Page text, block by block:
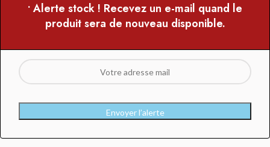
• Alerte stock ! Recevez un e-mail quand le
produit sera de nouveau disponible.
Envoyer l’alerte